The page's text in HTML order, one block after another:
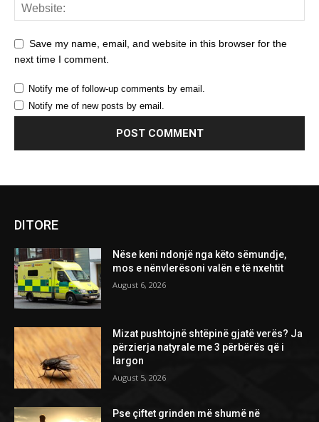
Save my name, email, and website in this browser for the
next time I comment.
Notify me of follow-up comments by email.
Notify me of new posts by email.
DITORE
Nëse keni ndonjë nga këto sëmundje,
mos e nënvlerësoni valën e të nxehtit
August 6, 2026
Mizat pushtojnë shtëpinë gjatë verës? Ja
përzierja natyrale me 3 përbërës që i
largon
August 5, 2026
Pse çiftet grinden më shumë në